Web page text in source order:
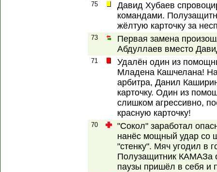
75
Давид Хубаев
командами.
жёлтую карточку за
73
Первая замена
Абдуллаев вместо
71
Удалён один из
Младена Кашчелана!
арбитра, Данил
карточку. Один из
слишком агрессивно,
красную карточку!
70
"Сокол" заработал
нанёс мощный удар со
"стенку". Мяч угодил в
Полузащитник КАМАЗа
паузы пришёл в себя и